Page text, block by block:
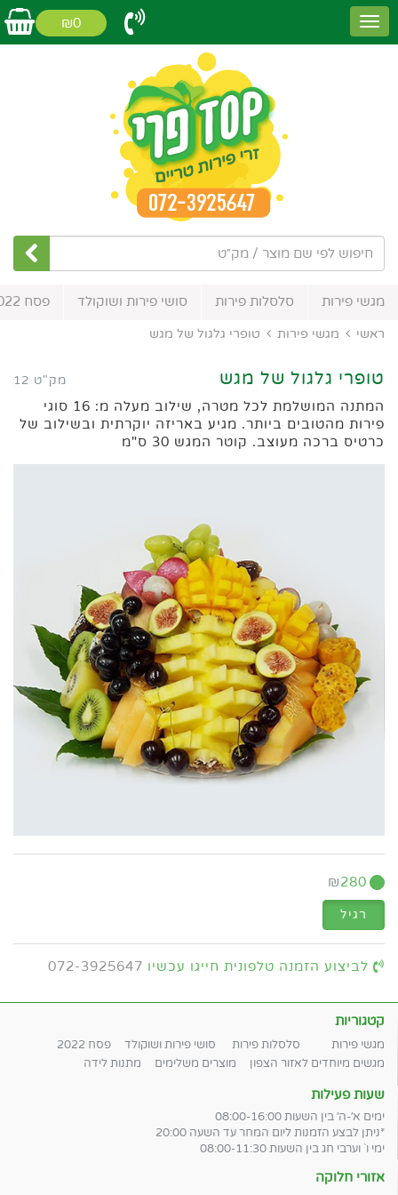
₪0
מגשי פירות סלסלות פירות סושי פירות ושוקולד פסח 2022
ראשי מגשי פירות טופרי גלגול של מגש
טופרי גלגול של מגש מק"ט 12
המתנה המושלמת לכל מטרה, שילוב מעלה מ: 16 סוגי
פירות מהטובים ביותר. מגיע באריזה יוקרתית ובשילוב של
כרטיס ברכה מעוצב. קוטר המגש 30 ס"מ
₪280
רגיל
לביצוע הזמנה טלפונית חייגו עכשיו 072-3925647
קטגוריות
מגשי פירות סלסלות פירות סושי פירות ושוקולד
פסח 2022
מגשים מיוחדים לאזור הצפון
מוצרים משלימים מתנות לידה
שעות פעילות
ימים א׳-ה׳ בין השעות 08:00-16:00
*ניתן לבצע הזמנות ליום המחר עד השעה 20:00
ימי ו` וערבי חג בין השעות 08:00-11:30
אזורי חלוקה